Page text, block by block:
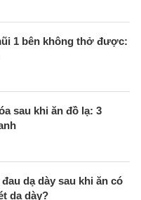
1 bên không thở được:
sau khi ăn đồ lạ: 3
dạ dày sau khi ăn có
dạ dày?